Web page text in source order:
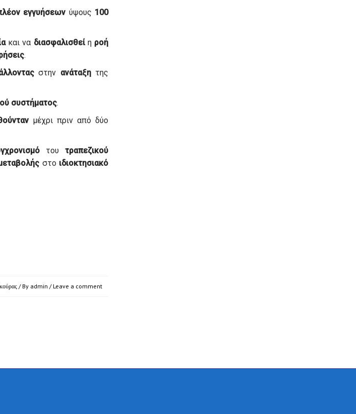
εγγυήσεων ύψους 100
και να διασφαλισθείη ροή
.
στην ανάταξητης
συστήματος.
μέχρι πριν από δύο
τουτραπεζικού
στο ιδιοκτησιακό
/ By admin / Leave a comment